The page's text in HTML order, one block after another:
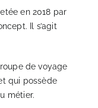
en 2018 par
Il s’agit
de voyage
qui possède
métier.